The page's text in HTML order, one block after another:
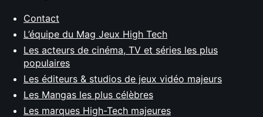
Contact
L’équipe du Mag Jeux High Tech
Les acteurs de cinéma, TV et séries les plus
populaires
Les éditeurs & studios de jeux vidéo majeurs
Les Mangas les plus célèbres
Les marques High-Tech majeures